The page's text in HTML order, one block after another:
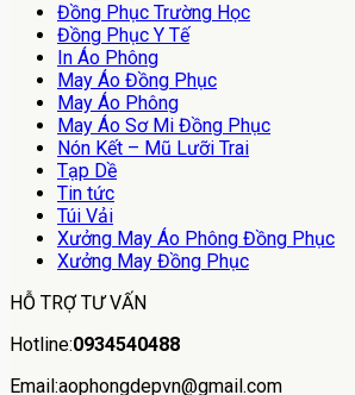
Đồng Phục Trường Học
Đồng Phục Y Tế
In Áo Phông
May Áo Đồng Phục
May Áo Phông
May Áo Sơ Mi Đồng Phục
Nón Kết – Mũ Lưỡi Trai
Tạp Dề
Tin tức
Túi Vải
Xưởng May Áo Phông Đồng Phục
Xưởng May Đồng Phục
HỖ TRỢ TƯ VẤN
Hotline:0934540488
Email:aophongdepvn@gmail.com